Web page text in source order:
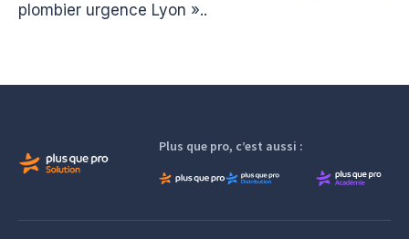
plombier urgence Lyon »..
Plus que pro, c’est aussi :